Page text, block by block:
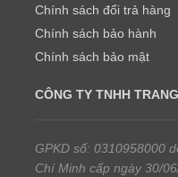
Chính sách đổi trả hàng
Chính sách bảo hành
Chính sách bảo mật
CÔNG TY TNHH
GPKD số: 0310958000
Chí Minh cấp ngày 30/